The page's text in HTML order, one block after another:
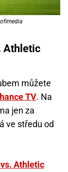
Athletic
můžete
TV. Na
jen za
ve středu od
Athletic